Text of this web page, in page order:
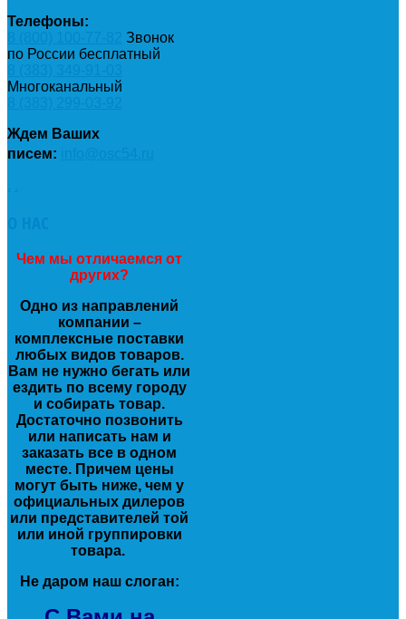
Телефоны:
Звонок
по России бесплатный
Многоканальный
Ждем Ваших
писем:
Чем мы отличаемся от
других?
Одно из направлений
компании –
комплексные поставки
любых видов товаров.
Вам не нужно бегать или
ездить по всему городу
и собирать товар.
Достаточно позвонить
или написать нам и
заказать все в одном
месте. Причем цены
могут быть ниже, чем у
официальных дилеров
или представителей той
или иной группировки
товара.
Не даром наш слоган: